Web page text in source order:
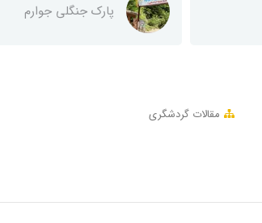
پارک جنگلی جوارم
مقالات گردشگری